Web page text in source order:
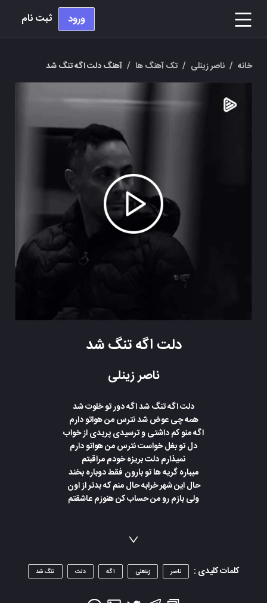
ورود ثبت نام
خانه / ناصر زینلی / تک آهنگ ها / آهنگ دلت اگه تنگ شد
دلت اگه تنگ شد
ناصر زینلی
دلت اگه تنگ شد اگه دور تو خلوت شد
همه چی عوض شد نترس من هواتو دارم
اگه منو کم داشتی و ترسیدی پریدی از خواب
دل تو بغل خواست نترس من هواتو دارم
نمیذارم دلت بریزه خودم مراقبتم
میباره گریه ها تو بارون فقط دوباره بخند
حال این شهر خرابه حال منم که بدتر از اون
ولی بازم رو من حساب کن هنوزم عاشقتم
کلمات کلیدی : ناصر زینعلی اگه دلت تنگ شد